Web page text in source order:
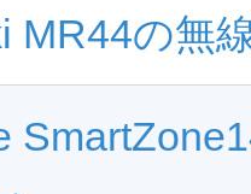
MR44の無